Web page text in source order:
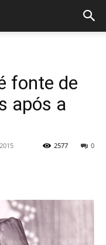
fonte de
após a
0
2577